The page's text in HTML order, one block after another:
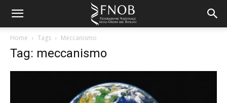
Home Tags Meccanismo
Tag: meccanismo